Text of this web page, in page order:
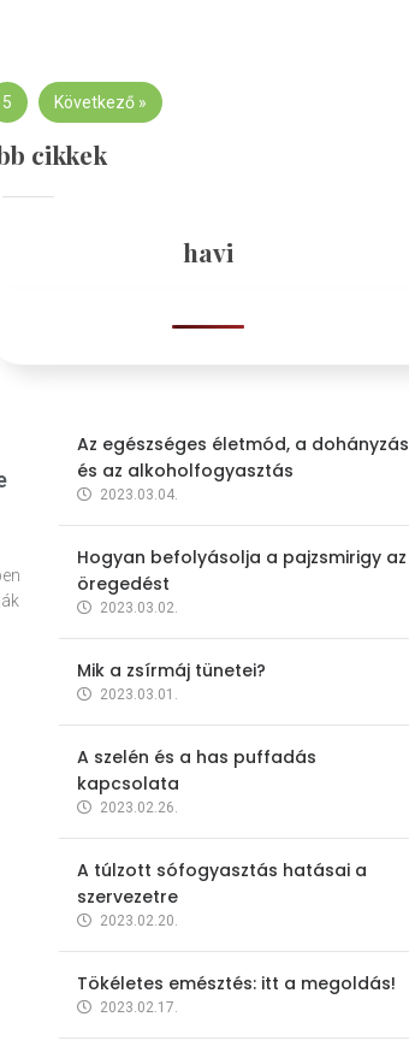
5 Következő »
cikkek
havi
Az egészséges életmód, a dohányzás
és az alkoholfogyasztás
2023.03.04.
Hogyan befolyásolja a pajzsmirigy az
öregedést
2023.03.02.
Mik a zsírmáj tünetei?
2023.03.01.
A szelén és a has puffadás
kapcsolata
2023.02.26.
A túlzott sófogyasztás hatásai a
szervezetre
2023.02.20.
Tökéletes emésztés: itt a megoldás!
2023.02.17.